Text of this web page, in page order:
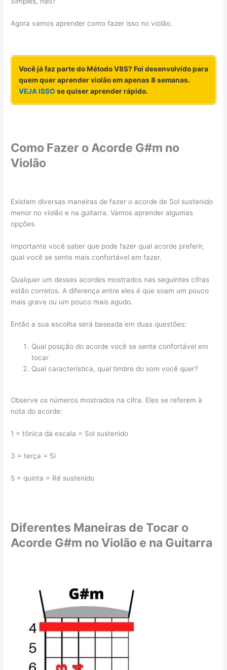
Agora vamos aprender como fazer isso no violão.
Você já faz parte do Método V8S? Foi desenvolvido para
quem quer aprender violão em apenas 8 semanas.
VEJA ISSO se quiser aprender rápido.
Como Fazer o Acorde G#m no
Violão
Existem diversas maneiras de fazer o acorde de Sol sustenido
menor no violão e na guitarra. Vamos aprender algumas
opções.
Importante você saber que pode fazer qual acorde preferir,
qual você se sente mais confortável em fazer.
Qualquer um desses acordes mostrados nas seguintes cifras
estão corretos. A diferença entre eles é que soam um pouco
mais grave ou um pouco mais agudo.
Então a sua escolha será baseada em duas questões:
Qual posição do acorde você se sente confortável em
tocar
Qual característica, qual timbre do som você quer?
Observe os números mostrados na cifra. Eles se referem à
nota do acorde:
1 = tônica da escala = Sol sustenido
3 = terça = Si
5 = quinta = Ré sustenido
Diferentes Maneiras de Tocar o
Acorde G#m no Violão e na Guitarra